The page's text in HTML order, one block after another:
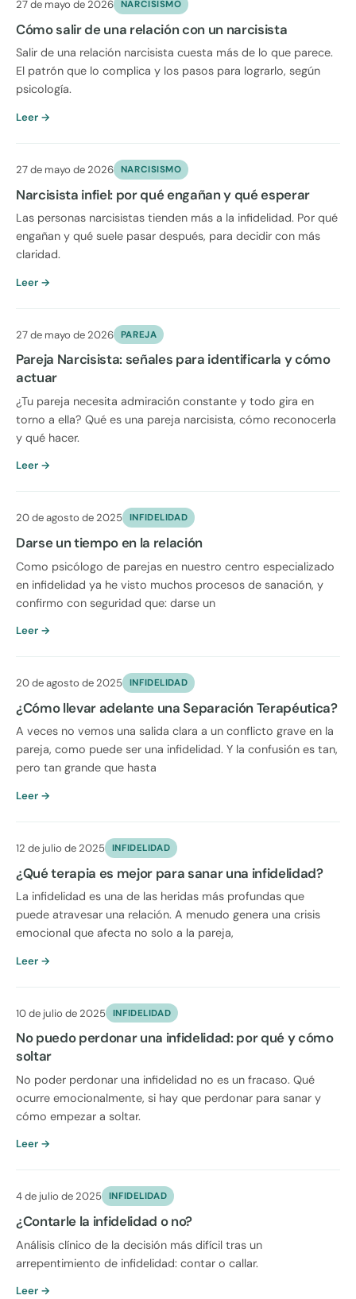
27 de mayo de 2026 NARCISISMO
Cómo salir de una relación con un narcisista
Salir de una relación narcisista cuesta más de lo que parece.
El patrón que lo complica y los pasos para lograrlo, según
psicología.
Leer →
27 de mayo de 2026 NARCISISMO
Narcisista infiel: por qué engañan y qué esperar
Las personas narcisistas tienden más a la infidelidad. Por qué
engañan y qué suele pasar después, para decidir con más
claridad.
Leer →
27 de mayo de 2026 PAREJA
Pareja Narcisista: señales para identificarla y cómo
actuar
¿Tu pareja necesita admiración constante y todo gira en
torno a ella? Qué es una pareja narcisista, cómo reconocerla
y qué hacer.
Leer →
20 de agosto de 2025 INFIDELIDAD
Darse un tiempo en la relación
Como psicólogo de parejas en nuestro centro especializado
en infidelidad ya he visto muchos procesos de sanación, y
confirmo con seguridad que: darse un
Leer →
20 de agosto de 2025 INFIDELIDAD
¿Cómo llevar adelante una Separación Terapéutica?
A veces no vemos una salida clara a un conflicto grave en la
pareja, como puede ser una infidelidad. Y la confusión es tan,
pero tan grande que hasta
Leer →
12 de julio de 2025 INFIDELIDAD
¿Qué terapia es mejor para sanar una infidelidad?
La infidelidad es una de las heridas más profundas que
puede atravesar una relación. A menudo genera una crisis
emocional que afecta no solo a la pareja,
Leer →
10 de julio de 2025 INFIDELIDAD
No puedo perdonar una infidelidad: por qué y cómo
soltar
No poder perdonar una infidelidad no es un fracaso. Qué
ocurre emocionalmente, si hay que perdonar para sanar y
cómo empezar a soltar.
Leer →
4 de julio de 2025 INFIDELIDAD
¿Contarle la infidelidad o no?
Análisis clínico de la decisión más difícil tras un
arrepentimiento de infidelidad: contar o callar.
Leer →